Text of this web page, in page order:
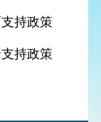
持政策
持政策